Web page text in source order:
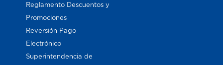
Reglamento Descuentos y
Promociones
Reversión Pago
Electrónico
Superintendencia de